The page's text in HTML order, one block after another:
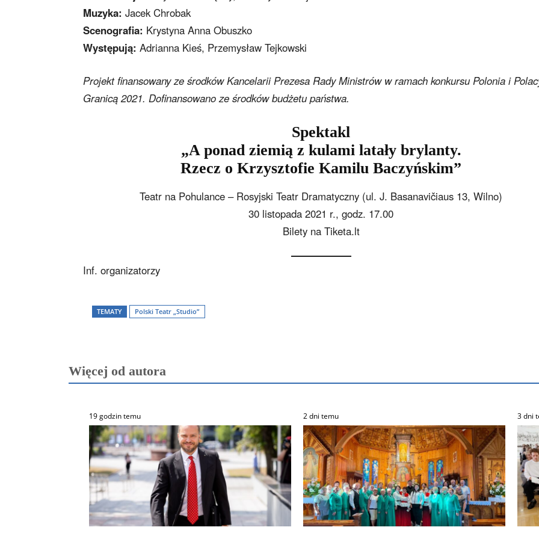
Muzyka: Jacek Chrobak
Scenografia: Krystyna Anna Obuszko
Występują: Adrianna Kieś, Przemysław Tejkowski
Projekt finansowany ze środków Kancelarii Prezesa Rady Ministrów w ramach konkursu Polonia i
Granicą 2021. Dofinansowano ze środków budżetu państwa.
Spektakl
„A ponad ziemią z kulami latały brylanty.
Rzecz o Krzysztofie Kamilu Baczyńskim”
Teatr na Pohulance – Rosyjski Teatr Dramatyczny (ul. J. Basanavičiaus 13, Wilno)
30 listopada 2021 r., godz. 17.00
Bilety na Tiketa.lt
Inf. organizatorzy
TEMATY Polski Teatr „Studio”
Więcej od autora
19 godzin temu 2 dni temu 3 dni